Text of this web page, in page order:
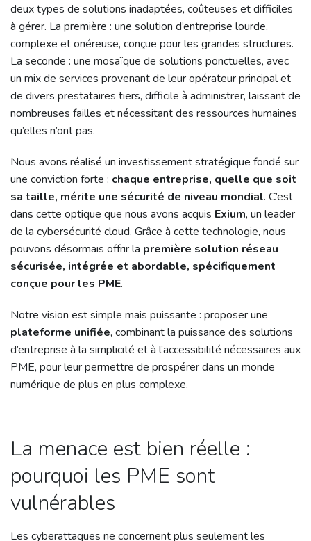
deux types de solutions inadaptées, coûteuses et difficiles
à gérer. La première : une solution d’entreprise lourde,
complexe et onéreuse, conçue pour les grandes structures.
La seconde : une mosaïque de solutions ponctuelles, avec
un mix de services provenant de leur opérateur principal et
de divers prestataires tiers, difficile à administrer, laissant de
nombreuses failles et nécessitant des ressources humaines
qu’elles n’ont pas.
Nous avons réalisé un investissement stratégique fondé sur
une conviction forte : chaque entreprise, quelle que soit
sa taille, mérite une sécurité de niveau mondial. C’est
dans cette optique que nous avons acquis Exium, un leader
de la cybersécurité cloud. Grâce à cette technologie, nous
pouvons désormais offrir la première solution réseau
sécurisée, intégrée et abordable, spécifiquement
conçue pour les PME.
Notre vision est simple mais puissante : proposer une
plateforme unifiée, combinant la puissance des solutions
d’entreprise à la simplicité et à l’accessibilité nécessaires aux
PME, pour leur permettre de prospérer dans un monde
numérique de plus en plus complexe.
La menace est bien réelle :
pourquoi les PME sont
vulnérables
Les cyberattaques ne concernent plus seulement les